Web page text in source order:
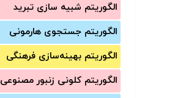
الگوریتم شبیه سازی تبرید
الگوریتم جستجوی هارمونی
الگوریتم بهینه‌سازی فرهنگی
الگوریتم کلونی زنبور مصنوعی